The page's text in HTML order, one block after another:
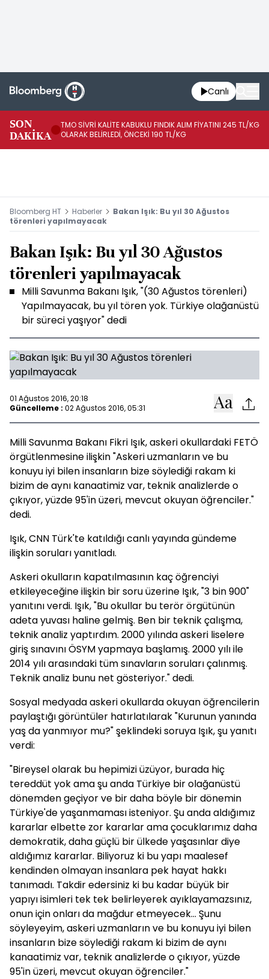
Canlı
SON
DAKİKA
TMO SİVRİ KALİTE KABUKLU FINDIK ALIM FİYATINI 245 TL/KG
OLARAK BELİRLEDİ, ÖNCEKİ 190 TL/KG
Bloomberg HT Haberler
Bakan Işık: Bu yıl 30 Ağustos
törenleri yapılmayacak
Bakan Işık: Bu yıl 30 Ağustos
törenleri yapılmayacak
Milli Savunma Bakanı Işık, "(30 Ağustos törenleri)
Yapılmayacak, bu yıl tören yok. Türkiye olağanüstü
bir süreci yaşıyor" dedi
01 Ağustos 2016, 20:18
Güncelleme : 02 Ağustos 2016, 05:31
Milli Savunma Bakanı Fikri Işık, askeri okullardaki FETÖ
örgütlenmesine ilişkin "Askeri uzmanların ve bu
konuyu iyi bilen insanların bize söylediği rakam ki
bizim de aynı kanaatimiz var, teknik analizlerde o
çıkıyor, yüzde 95'in üzeri, mevcut okuyan öğrenciler."
dedi.
Işık, CNN Türk'te katıldığı canlı yayında gündeme
ilişkin soruları yanıtladı.
Askeri okulların kapatılmasının kaç öğrenciyi
etkileyeceğine ilişkin bir soru üzerine Işık, "3 bin 900"
yanıtını verdi. Işık, "Bu okullar bu terör örgütünün
adeta yuvası haline gelmiş. Ben bir teknik çalışma,
teknik analiz yaptırdım. 2000 yılında askeri liselere
giriş sınavını ÖSYM yapmaya başlamış. 2000 yılı ile
2014 yılı arasındaki tüm sınavların soruları çalınmış.
Teknik analiz bunu net gösteriyor." dedi.
Sosyal medyada askeri okullarda okuyan öğrencilerin
paylaştığı görüntüler hatırlatılarak "Kurunun yanında
yaş da yanmıyor mu?" şeklindeki soruya Işık, şu yanıtı
verdi:
"Bireysel olarak bu hepimizi üzüyor, burada hiç
tereddüt yok ama şu anda Türkiye bir olağanüstü
dönemden geçiyor ve bir daha böyle bir dönemin
Türkiye'de yaşanmaması isteniyor. Şu anda aldığımız
kararlar elbette zor kararlar ama çocuklarımız daha
demokratik, daha güçlü bir ülkede yaşasınlar diye
aldığımız kararlar. Biliyoruz ki bu yapı maalesef
kendinden olmayan insanlara pek hayat hakkı
tanımadı. Takdir edersiniz ki bu kadar büyük bir
yapıyı isimleri tek tek belirleyerek ayıklayamazsınız,
onun için onları da mağdur etmeyecek... Şunu
söyleyeyim, askeri uzmanların ve bu konuyu iyi bilen
insanların bize söylediği rakam ki bizim de aynı
kanaatimiz var, teknik analizlerde o çıkıyor, yüzde
95'in üzeri, mevcut okuyan öğrenciler."